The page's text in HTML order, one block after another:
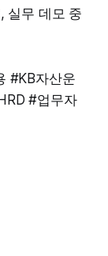
실무 데모 중
#KB자산운
#업무자